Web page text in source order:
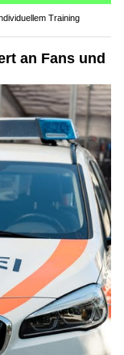
Training
an Fans und